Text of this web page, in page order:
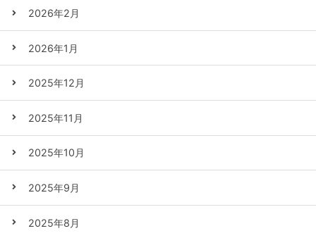
2026年2月
2026年1月
2025年12月
2025年11月
2025年10月
2025年9月
2025年8月